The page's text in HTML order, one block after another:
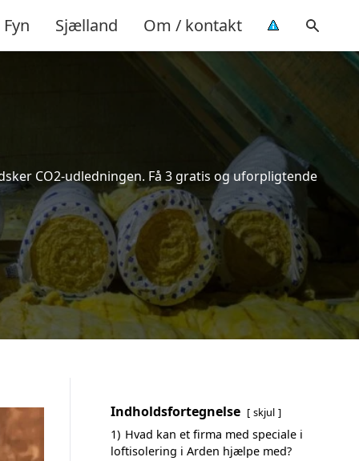
Fyn Sjælland Om / kontakt
CO2-udledningen. Få 3 gratis og uforpligtende
Indholdsfortegnelse skjul
1) Hvad kan et firma med speciale i
loftisolering i Arden hjælpe med?